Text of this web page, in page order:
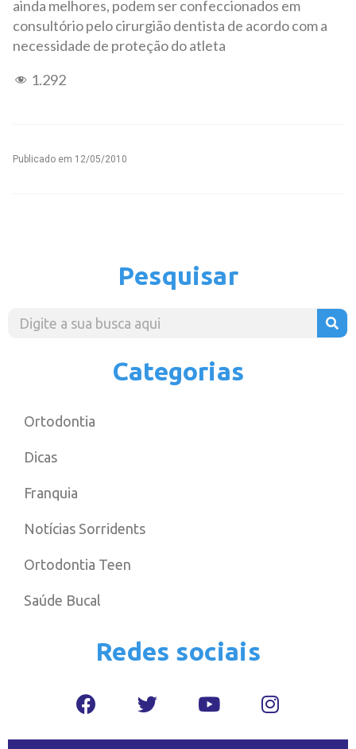
ainda melhores, podem ser confeccionados em
consultório pelo cirurgião dentista de acordo com a
necessidade de proteção do atleta
1.292
Publicado em 12/05/2010
Pesquisar
Categorias
Ortodontia
Dicas
Franquia
Notícias Sorridents
Ortodontia Teen
Saúde Bucal
Redes sociais